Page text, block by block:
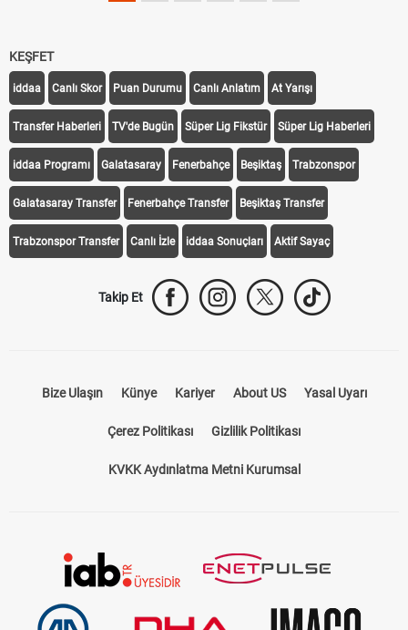
KEŞFET
iddaa Canlı Skor Puan Durumu Canlı Anlatım At Yarışı
Transfer Haberleri TV'de Bugün Süper Lig Fikstür Süper Lig Haberleri
iddaa Programı Galatasaray Fenerbahçe Beşiktaş Trabzonspor
Galatasaray Transfer Fenerbahçe Transfer Beşiktaş Transfer
Trabzonspor Transfer Canlı İzle iddaa Sonuçları Aktif Sayaç
Takip Et
Bize Ulaşın Künye Kariyer About US Yasal Uyarı
Çerez Politikası Gizlilik Politikası
KVKK Aydınlatma Metni Kurumsal